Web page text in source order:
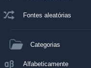
Fontes aleatórias
Categorias
Alfabeticamente